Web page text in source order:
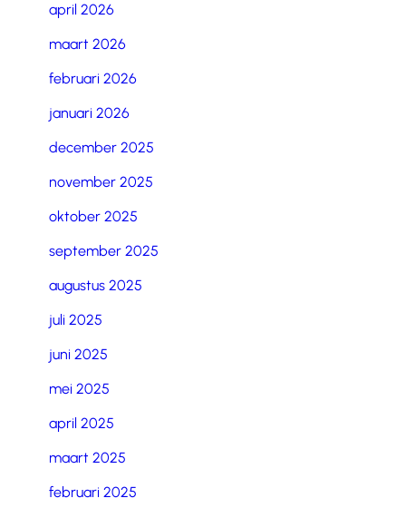
april 2026
maart 2026
februari 2026
januari 2026
december 2025
november 2025
oktober 2025
september 2025
augustus 2025
juli 2025
juni 2025
mei 2025
april 2025
maart 2025
februari 2025